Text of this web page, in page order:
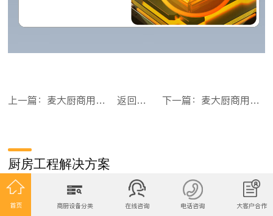
上一篇：麦大厨商用多头电磁炉旗舰款四头柜式煲仔炉3.5KW 返回目录 下一篇：麦大厨商用多头电磁炉旗舰款八头柜式煲仔炉3.5KW
厨房工程解决方案
设备配套 | 价格透明 | 上门勘察 | 专属设计 | 快速报价 | 及时响应 | 售后无忧
首页 商厨设备分类 在线咨询 电话咨询 大客户合作